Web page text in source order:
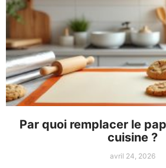
Par quoi remplacer le
cuisine ?
avril 24, 2026